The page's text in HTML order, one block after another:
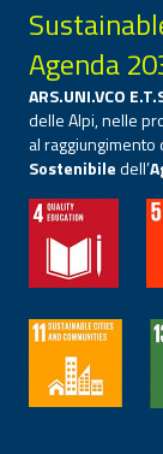
Agenda
ARS.UNI.VCO
delle Alpi, nelle
al raggiungimento
Sostenibiledell’